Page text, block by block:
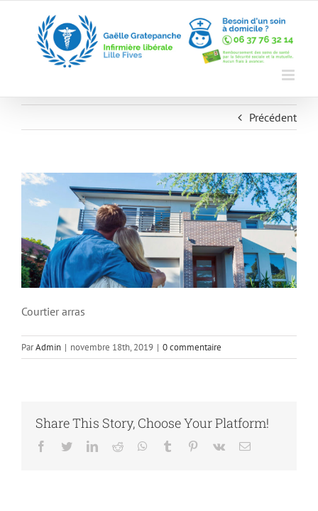
Précédent
Courtier arras
ParAdmin | novembre 18th, 2019 | 0 commentaire
Share This Story, Choose Your Platform!
Facebook
TwitterLinkedIn
Reddit Whatsapp
Tumblr Pinterest
Vk Email